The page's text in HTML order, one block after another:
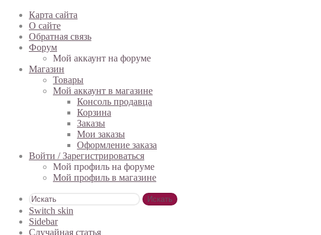
Карта сайта
О сайте
Обратная связь
Форум
Мой аккаунт на форуме
Магазин
Товары
Мой аккаунт в магазине
Консоль продавца
Корзина
Заказы
Мои заказы
Оформление заказа
Войти / Зарегистрироваться
Мой профиль на форуме
Мой профиль в магазине
Искать
Switch skin
Sidebar
Случайная статья